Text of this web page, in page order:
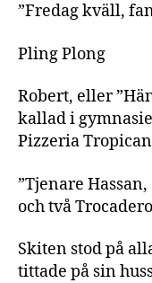
”Fredag kväll,
Pling Plong
Robert, eller
kallad i
Pizzeria
”Tjenare
och två
Skiten stod på
tittade på sin